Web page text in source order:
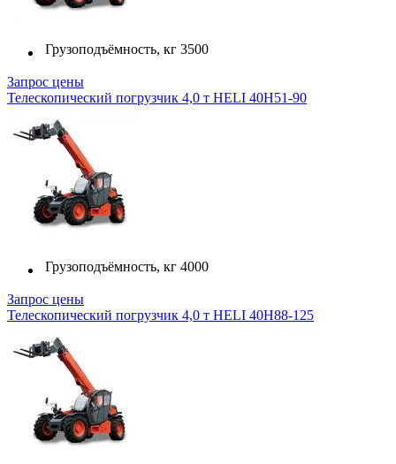
Грузоподъёмность, кг 3500
Запрос цены
Телескопический погрузчик 4,0 т HELI 40H51-90
Грузоподъёмность, кг 4000
Запрос цены
Телескопический погрузчик 4,0 т HELI 40H88-125